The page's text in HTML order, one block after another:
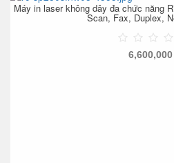
Máy in laser không dây đa chức năng
Scan, Fax, Duplex,
6,600,000